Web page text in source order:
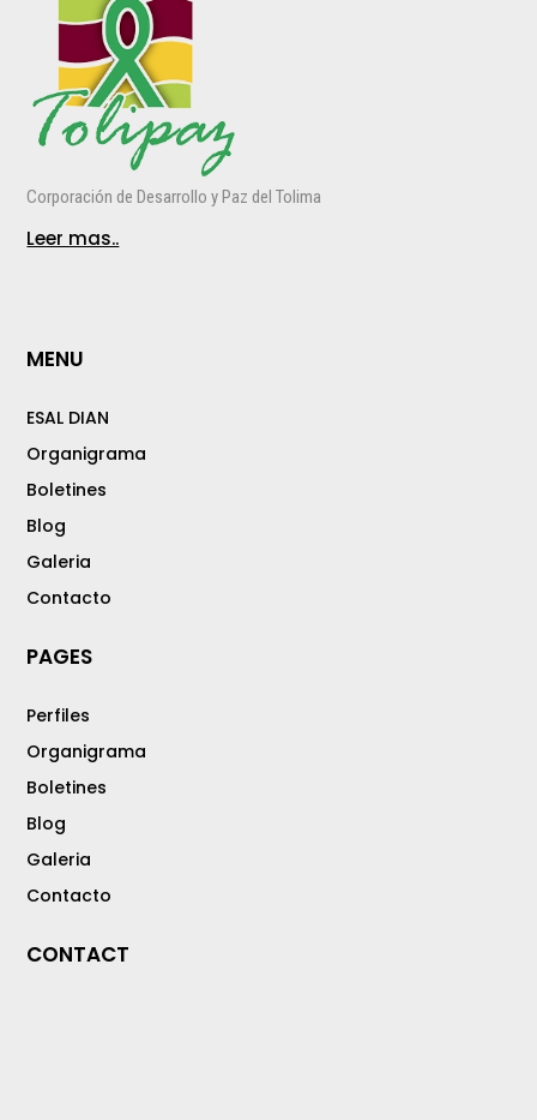
Corporación de Desarrollo y Paz del Tolima
Leer mas..
MENU
ESAL DIAN
Organigrama
Boletines
Blog
Galeria
Contacto
PAGES
Perfiles
Organigrama
Boletines
Blog
Galeria
Contacto
CONTACT